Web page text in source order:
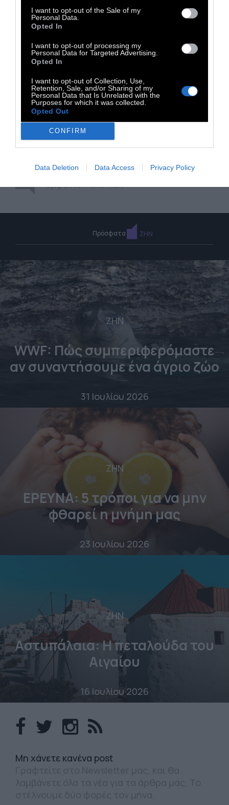
I want to opt-out of the Sale of my
Personal Data.
Opted In
I want to opt-out of processing my
Personal Data for Targeted Advertising.
Opted In
I want to opt-out of Collection, Use,
Retention, Sale, and/or Sharing of my
Personal Data that Is Unrelated with the
Purposes for which it was collected.
Opted Out
CONFIRM
Data Deletion Data Access Privacy Policy
εμφάνιση σχολίων
Πρόσφατα ΖΗΝ
ΖΗΝ
WWF: Πώς συμπεριφερόμαστε
αν συναντήσουμε ένα άγριο ζώο
31 Ιουλίου 2026
ΖΗΝ
ΕΡΕΥΝΑ: 5 τρόποι για να μην
φθαρεί η μνήμη μας
23 Ιουλίου 2026
ΖΗΝ
Αστυπάλαια: Η πεταλούδα του
Αιγαίου
16 Ιουλίου 2026
Mη χάνετε κανένα post